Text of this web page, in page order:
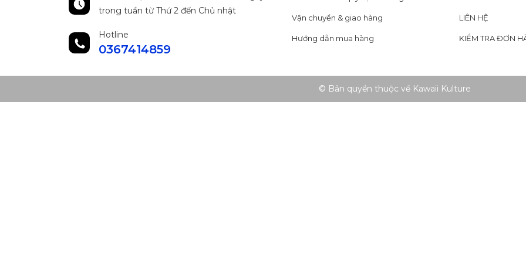
trong tuần từ Thứ 2 đến Chủ nhật
Hotline
0367414859
Vận chuyển & giao hàng
Hướng dẫn mua hàng
LIÊN HỆ
KIỂM TRA ĐƠN
© Bản quyền thuộc về Kawaii Kulture